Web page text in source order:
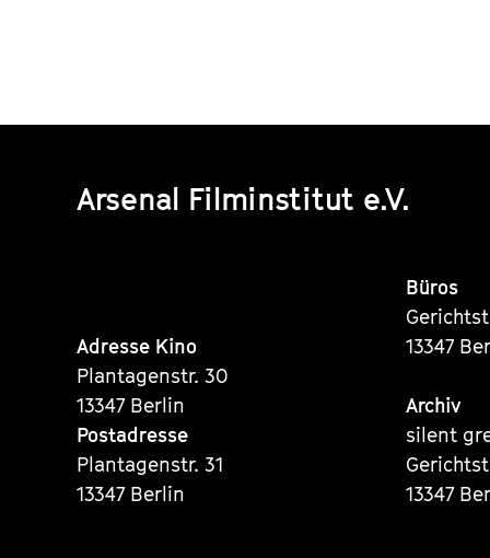
Arsenal Filminstitut e.V.
Adresse Kino
Plantagenstr. 30
13347 Berlin
Postadresse
Plantagenstr. 31
13347 Berlin
Büros
13347
Archiv
silent
13347